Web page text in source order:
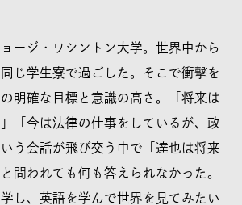
ージ・ワシントン大学。世界中から
じ学生寮で過ごした。そこで衝撃を
明確な目標と意識の高さ。「将来は
「今は法律の仕事をしているが、政
う会話が飛び交う中で「達也は将来
問われても何も答えられなかった。
し、英語を学んで世界を見てみたい